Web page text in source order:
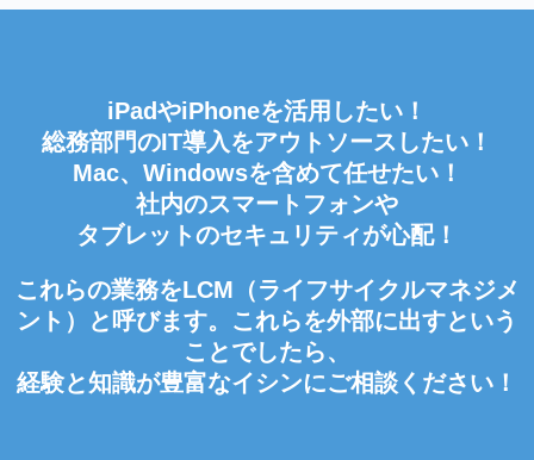
iPadやiPhoneを活用したい！
総務部門のIT導入をアウトソースしたい！
Mac、Windowsを含めて任せたい！
社内のスマートフォンや
タブレットのセキュリティが心配！
これらの業務をLCM（ライフサイクルマネジメ
ント）と呼びます。これらを外部に出すという
ことでしたら、
経験と知識が豊富なイシンにご相談ください！